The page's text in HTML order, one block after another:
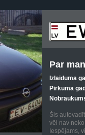
Par
Izlaiduma
Pirkuma
Šis
vēl nav
Iespējams,